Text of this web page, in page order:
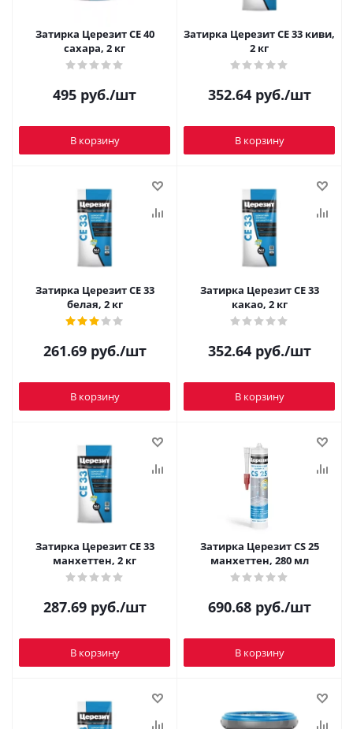
Затирка Церезит CE 40
сахара, 2 кг
495 руб./шт
В корзину
Затирка Церезит CE 33 киви,
2 кг
352.64руб./шт
В корзину
Затирка Церезит CE 33
белая, 2 кг
261.69руб./шт
В корзину
Затирка Церезит CE 33
какао, 2 кг
352.64руб./шт
В корзину
Затирка Церезит CE 33
манхеттен, 2 кг
287.69руб./шт
В корзину
Затирка Церезит CS 25
манхеттен, 280 мл
690.68руб./шт
В корзину